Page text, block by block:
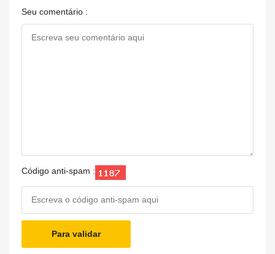
Seu comentário :
Código anti-spam :
Para validar